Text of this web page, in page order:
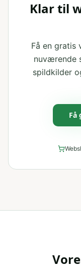
Klar til
Få en gratis
nuværende
spildkilder
Få